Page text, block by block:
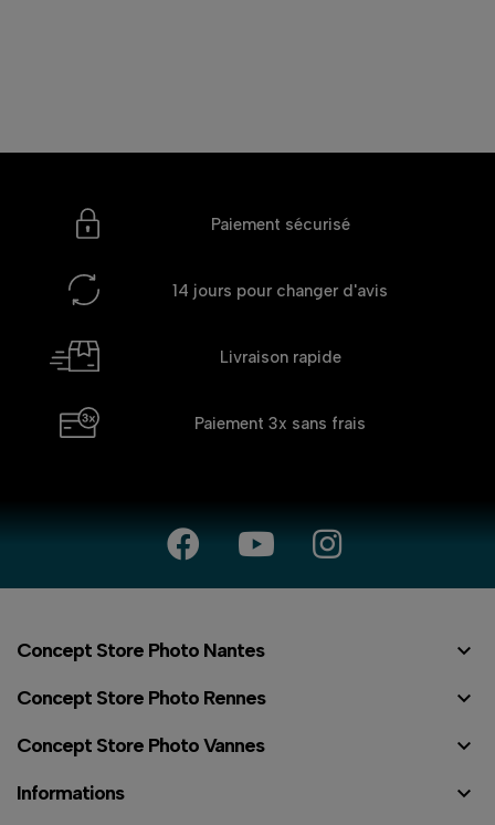
Paiement sécurisé
14 jours pour changer d'avis
Livraison rapide
Paiement 3x sans frais
Concept Store Photo Nantes 
Concept Store Photo Rennes 
Concept Store Photo Vannes 
Informations 